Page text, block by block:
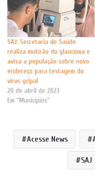
SAJ: Secretaria de Saúde
realiza mutirão do glaucoma e
avisa a população sobre novo
endereço para testagem do
vírus gripal
20 de abril de 2023
Em "Municípios"
Acesse News
SAJ